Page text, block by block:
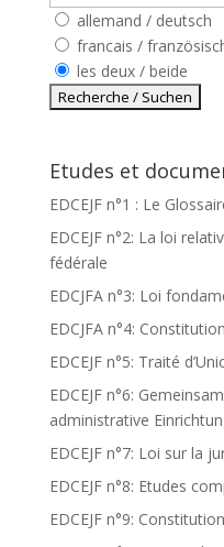
allemand / deutsch
francais /
les deux / beide
Etudes et
EDCEJF n°1 : Le
EDCEJF n°2: La loi
fédérale
EDCJFA n°3: Loi
EDCJFA n°4:
EDCEJF n°5: Traité
EDCEJF n°6:
administrative
EDCEJF n°7: Loi sur la
EDCEJF n°8: Etudes
EDCEJF n°9: